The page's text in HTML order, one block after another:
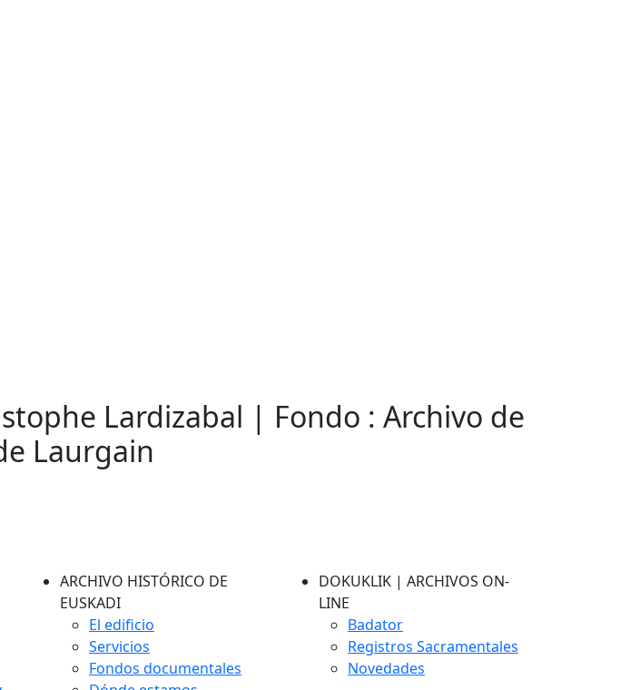
Lardizabal | Fondo : Archivo de
Laurgain
ARCHIVO HISTÓRICO DE
EUSKADI
El edificio
Servicios
Fondos documentales
DOKUKLIK | ARCHIVOS ON-
LINE
Badator
Registros Sacramentales
Novedades